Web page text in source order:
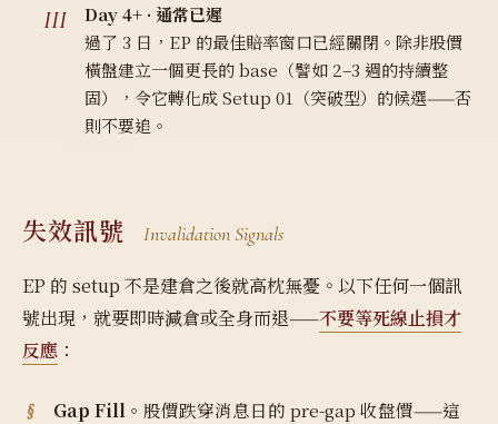
Day 4+ · 通常已遲
過了 3 日，EP 的最佳賠率窗口已經關閉。除非股價
橫盤建立一個更長的 base（譬如 2–3 週的持續整
固），令它轉化成 Setup 01（突破型）的候選——否
則不要追。
失效訊號 Invalidation Signals
EP 的 setup 不是建倉之後就高枕無憂。以下任何一個訊
號出現，就要即時減倉或全身而退——不要等死線止損才
反應 ：
Gap Fill。 股價跌穿消息日的 pre-gap 收盤價——這